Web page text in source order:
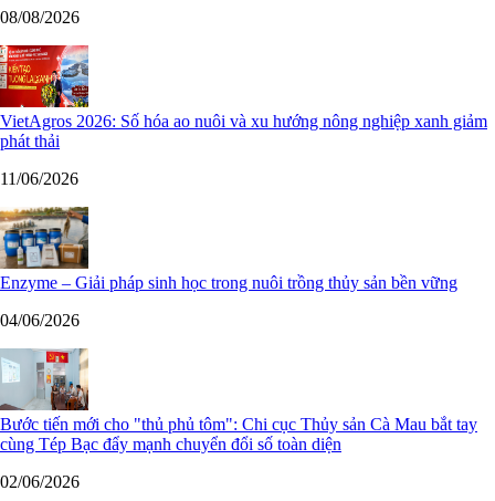
08/08/2026
VietAgros 2026: Số hóa ao nuôi và xu hướng nông nghiệp xanh giảm
phát thải
11/06/2026
Enzyme – Giải pháp sinh học trong nuôi trồng thủy sản bền vững
04/06/2026
Bước tiến mới cho "thủ phủ tôm": Chi cục Thủy sản Cà Mau bắt tay
cùng Tép Bạc đẩy mạnh chuyển đổi số toàn diện
02/06/2026